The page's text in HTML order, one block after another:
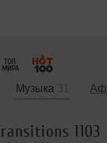
Музыка
1103